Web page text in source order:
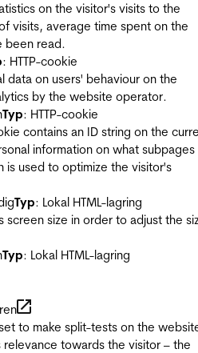
on the visitor's visits to the
visits, average time spent on the
been read.
: HTTP-cookie
data on users' behaviour on the
by the website operator.
Typ: HTTP-cookie
contains an ID string on the
information on what
is used to optimize the visitor's
Typ: Lokal HTML-lagring
screen size in order to adjust the
Typ: Lokal HTML-lagring
to make split-tests on the
towards the visitor – the